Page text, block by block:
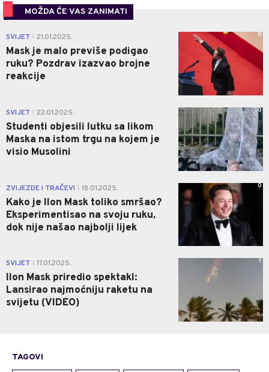
MOŽDA ĆE VAS ZANIMATI
SVIJET 21.01.2025.
Mask je malo previše podigao
ruku? Pozdrav izazvao brojne
reakcije
0
SVIJET 22.01.2025.
Studenti objesili lutku sa likom
Maska na istom trgu na kojem je
visio Musolini
0
ZVIJEZDE I TRAČEVI 18.01.2025.
Kako je Ilon Mask toliko smršao?
Eksperimentisao na svoju ruku,
dok nije našao najbolji lijek
0
SVIJET 17.01.2025.
Ilon Mask priredio spektakl:
Lansirao najmoćniju raketu na
svijetu (VIDEO)
1
TAGOVI